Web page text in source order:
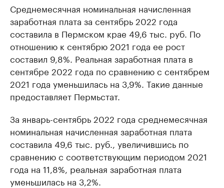
Среднемесячная номинальная начисленная
заработная плата за сентябрь 2022 года
составила в Пермском крае 49,6 тыс. руб. По
отношению к сентябрю 2021 года ее рост
составил 9,8%. Реальная заработная плата в
сентябре 2022 года по сравнению с сентябрем
2021 года уменьшилась на 3,9%. Такие данные
предоставляет Пермьстат.
За январь-сентябрь 2022 года среднемесячная
номинальная начисленная заработная плата
составила 49,6 тыс. руб., увеличившись по
сравнению с соответствующим периодом 2021
года на 11,8%, реальная заработная плата
уменьшилась на 3,2%.